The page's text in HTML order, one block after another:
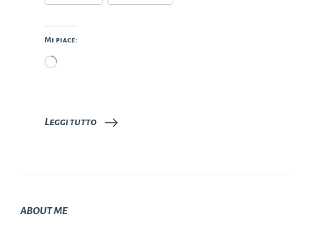
Mi piace:
Caricamento
Leggi tutto
ABOUT ME